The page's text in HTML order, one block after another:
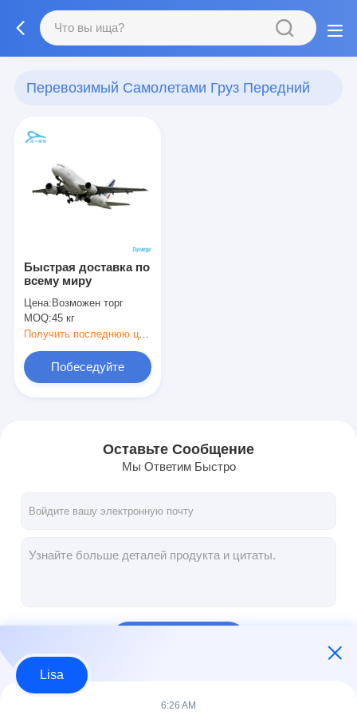
Перевозимый Самолетами Груз Передний
Быстрая доставка по
всему миру
Цена: Возможен торг
MOQ:45 кг
Получить последнюю цену
Побеседуйте
Оставьте Сообщение
Мы Ответим Быстро
Lisa
6:26 AM